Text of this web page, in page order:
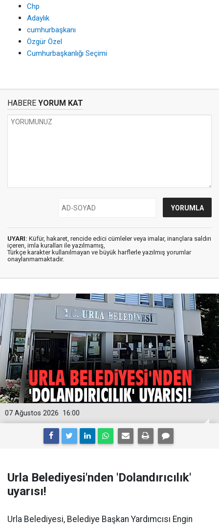
Chp
Adaylık
cumhurbaşkanı
Özgür Özel
Cumhurbaşkanlığı Seçimi
HABERE YORUM KAT
UYARI: Küfür, hakaret, rencide edici cümleler veya imalar, inançlara saldırı
içeren, imla kuralları ile yazılmamış,
Türkçe karakter kullanılmayan ve büyük harflerle yazılmış yorumlar
onaylanmamaktadır.
16:00
07 Ağustos 2026
Urla Belediyesi'nden 'Dolandırıcılık'
uyarısı!
Urla Belediyesi, Belediye Başkan Yardımcısı Engin